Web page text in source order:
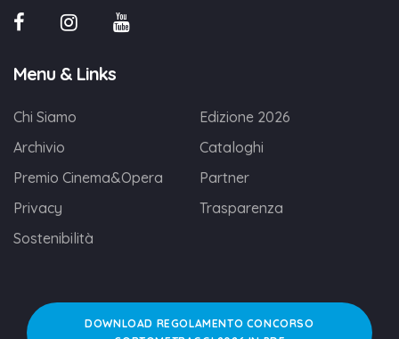
Menu & Links
Chi Siamo
Edizione 2026
Archivio
Cataloghi
Premio Cinema&Opera
Partner
Privacy
Trasparenza
Sostenibilità
DOWNLOAD REGOLAMENTO CONCORSO